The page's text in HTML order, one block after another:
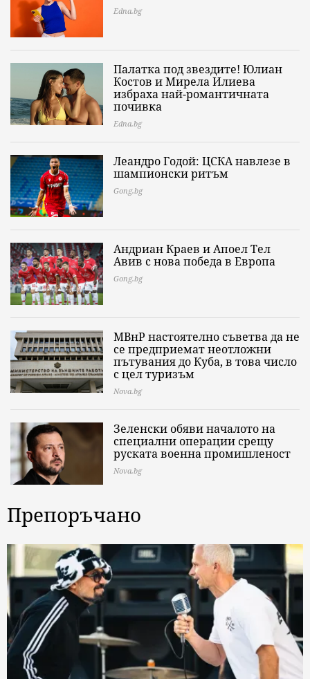
Edna.bg
Палатка под звездите! Юлиан
Костов и Мирела Илиева
избраха най-романтичната
почивка
Edna.bg
Леандро Годой: ЦСКА навлезе в
шампионски ритъм
Gong.bg
Андриан Краев и Апоел Тел
Авив с нова победа в Европа
Gong.bg
МВнР настоятелно съветва да не
се предприемат неотложни
пътувания до Куба, в това число
с цел туризъм
Nova.bg
Зеленски обяви началото на
специални операции срещу
руската военна промишленост
Nova.bg
Препоръчано